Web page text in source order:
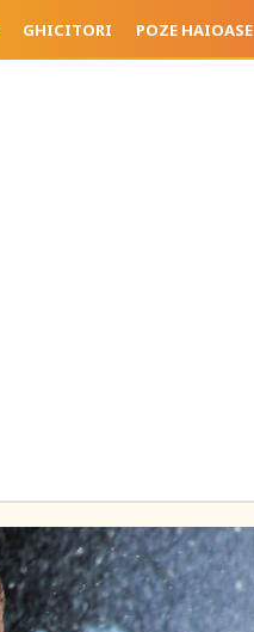
GHICITORI POZE HAIOASE